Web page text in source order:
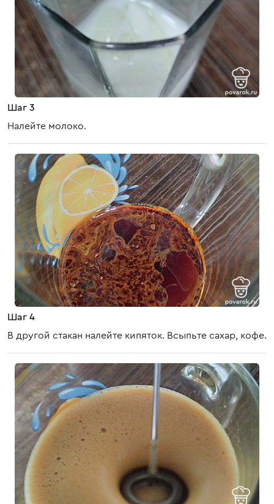
Шаг 3
Налейте молоко.
Шаг 4
В другой стакан налейте кипяток. Всыпьте сахар, кофе.